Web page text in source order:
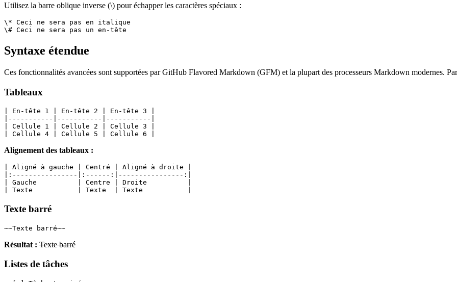
Utilisez la barre oblique inverse (\) pour échapper les caractères spéciaux :
\* Ceci ne sera pas en italique
\# Ceci ne sera pas un en-tête
Syntaxe étendue
Ces fonctionnalités avancées sont supportées par GitHub Flavored Markdown (GFM) et la plupart des processeurs Markdown modernes.
Tableaux
| En-tête 1 | En-tête 2 | En-tête 3 |
|-----------|-----------|-----------|
| Cellule 1 | Cellule 2 | Cellule 3 |
| Cellule 4 | Cellule 5 | Cellule 6 |
Alignement des tableaux :
| Aligné à gauche | Centré | Aligné à droite |
|:----------------|:------:|----------------:|
| Gauche          | Centre | Droite          |
| Texte           | Texte  | Texte           |
Texte barré
~~Texte barré~~
Résultat : Texte barré
Listes de tâches